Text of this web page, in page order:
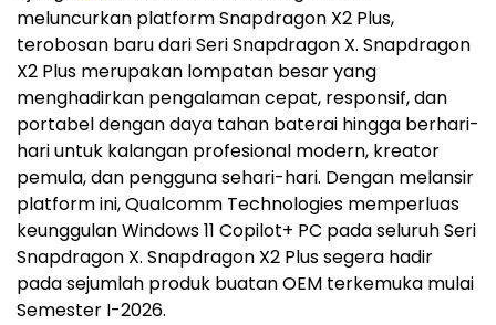
meluncurkan platform Snapdragon X2 Plus,
terobosan baru dari Seri Snapdragon X. Snapdragon
X2 Plus merupakan lompatan besar yang
menghadirkan pengalaman cepat, responsif, dan
portabel dengan daya tahan baterai hingga berhari-
hari untuk kalangan profesional modern, kreator
pemula, dan pengguna sehari-hari. Dengan melansir
platform ini, Qualcomm Technologies memperluas
keunggulan Windows 11 Copilot+ PC pada seluruh Seri
Snapdragon X. Snapdragon X2 Plus segera hadir
pada sejumlah produk buatan OEM terkemuka mulai
Semester I-2026.